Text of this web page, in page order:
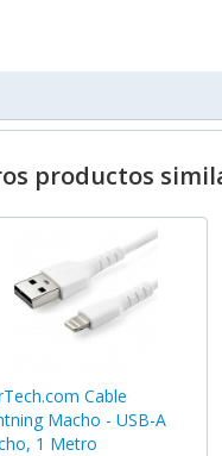
productos
Cable
Macho - USB-A
1 Metro